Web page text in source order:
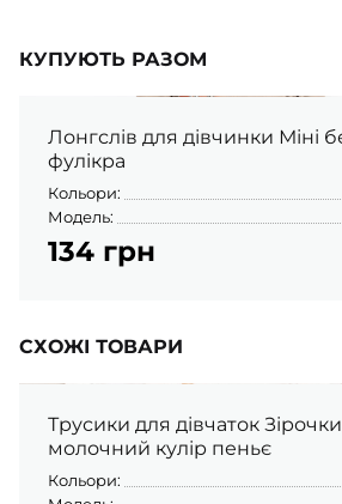
КУПУЮТЬ РАЗОМ
Лонгслів для дівчинки Міні бежевий
фулікра
Кольори:
Модель:
134 грн
СХОЖІ ТОВАРИ
Трусики для дівчаток Зірочки
молочний кулір пеньє
Кольори: